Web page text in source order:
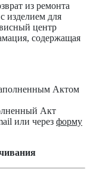
из ремонта
изделием для
центр
содержащая
Актом
Акт
или через форму